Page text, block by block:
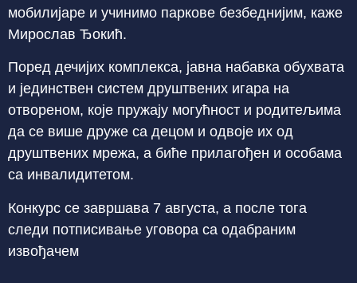
мобилијаре и учинимо паркове безбеднијим, каже
Мирослав Ђокић.
Поред дечијих комплекса, јавна набавка обухвата
и јединствен систем друштвених игара на
отвореном, које пружају могућност и родитељима
да се више друже са децом и одвоје их од
друштвених мрежа, а биће прилагођен и особама
са инвалидитетом.
Конкурс се завршава 7 августа, а после тога
следи потписивање уговора са одабраним
извођачем